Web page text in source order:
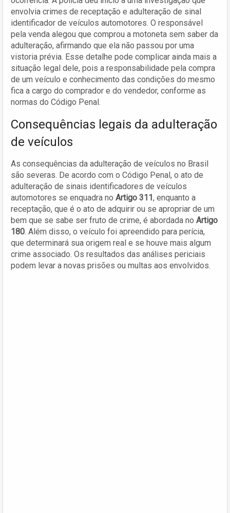
envolvia crimes de receptação e adulteração de sinal
identificador de veículos automotores. O responsável
pela venda alegou que comprou a motoneta sem saber da
adulteração, afirmando que ela não passou por uma
vistoria prévia. Esse detalhe pode complicar ainda mais a
situação legal dele, pois a responsabilidade pela compra
de um veículo e conhecimento das condições do mesmo
fica a cargo do comprador e do vendedor, conforme as
normas do Código Penal.
Consequências legais da adulteração
de veículos
As consequências da adulteração de veículos no Brasil
são severas. De acordo com o Código Penal, o ato de
adulteração de sinais identificadores de veículos
automotores se enquadra no Artigo 311 , enquanto a
receptação, que é o ato de adquirir ou se apropriar de um
bem que se sabe ser fruto de crime, é abordada no Artigo
180. Além disso, o veículo foi apreendido para perícia,
que determinará sua origem real e se houve mais algum
crime associado. Os resultados das análises periciais
podem levar a novas prisões ou multas aos envolvidos.